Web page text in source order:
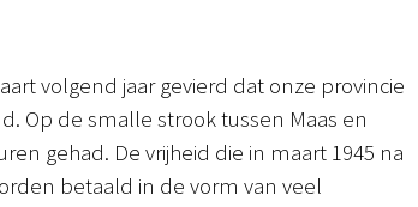
volgend jaar gevierd dat onze provincie
Op de smalle strook tussen Maas en
gehad. De vrijheid die in maart 1945 na
betaald in de vorm van veel